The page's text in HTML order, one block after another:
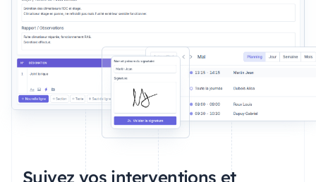
Suivez vos interventions et